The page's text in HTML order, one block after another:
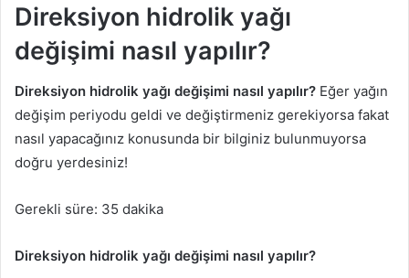
Direksiyon hidrolik yağı
değişimi nasıl yapılır?
Direksiyon hidrolik yağı değişimi nasıl yapılır? Eğer yağın
değişim periyodu geldi ve değiştirmeniz gerekiyorsa fakat
nasıl yapacağınız konusunda bir bilginiz bulunmuyorsa
doğru yerdesiniz!
Gerekli süre: 35 dakika
Direksiyon hidrolik yağı değişimi nasıl yapılır?